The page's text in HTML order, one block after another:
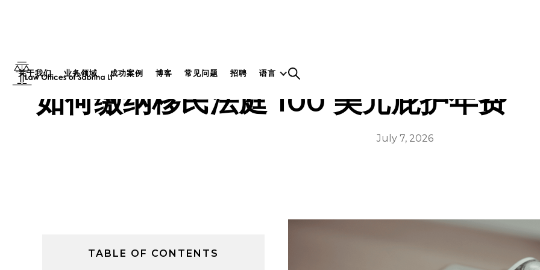
关于我们 业务领域 成功案例 博客 常见问题 招聘 语言
如何缴纳移民法庭 100 美元庇护年费
July 7, 2026
TABLE OF CONTENTS